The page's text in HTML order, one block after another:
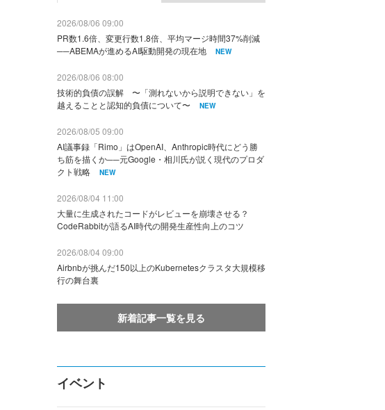
2026/08/06 09:00
PR数1.6倍、変更行数1.8倍、平均マージ時間37%削減
──ABEMAが進めるAI駆動開発の現在地
NEW
2026/08/06 08:00
技術的負債の誤解 〜「測れないから説明できない」を
越えることと認知的負債について〜
NEW
2026/08/05 09:00
AI議事録「Rimo」はOpenAI、Anthropic時代にどう勝
ち筋を描くか──元Google・相川氏が説く現代のプロダ
クト戦略
NEW
2026/08/04 11:00
大量に生成されたコードがレビューを崩壊させる？
CodeRabbitが語るAI時代の開発生産性向上のコツ
2026/08/04 09:00
Airbnbが挑んだ150以上のKubernetesクラスタ大規模移
行の舞台裏
新着記事一覧を見る
イベント